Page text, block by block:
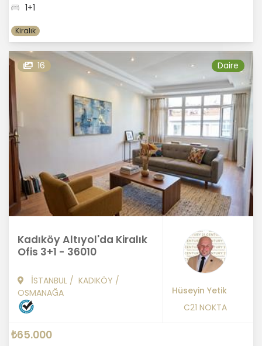
1+1
Kiralık
16 Daire
Kadıköy Altıyol'da Kiralık
Ofis 3+1 - 36010
İSTANBUL / KADIKÖY /
OSMANAĞA
Hüseyin Yetik
C21 NOKTA
₺65.000